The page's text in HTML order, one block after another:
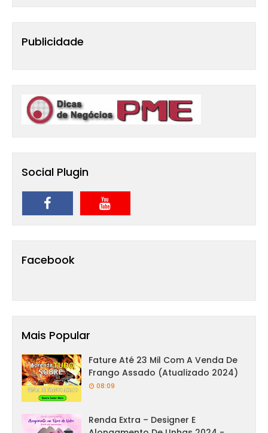
Publicidade
Social Plugin
Facebook
Mais Popular
Fature Até 23 Mil Com A Venda De
Frango Assado (Atualizado 2024)
08:09
Renda Extra – Designer E